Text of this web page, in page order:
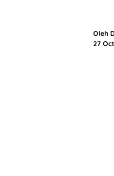
Oleh
27